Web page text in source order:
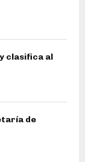
clasifica al
de